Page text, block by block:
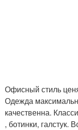
Офисный стиль
Одежда
качественна.
, ботинки, галстук.